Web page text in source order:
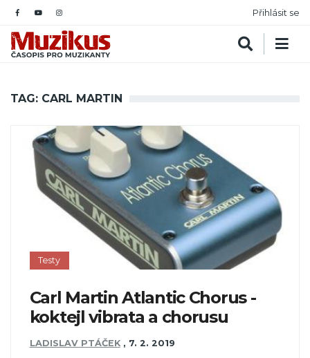
Přihlásit se
TAG: CARL MARTIN
Testy
Carl Martin Atlantic Chorus -
koktejl vibrata a chorusu
LADISLAV PTÁČEK , 7. 2. 2019